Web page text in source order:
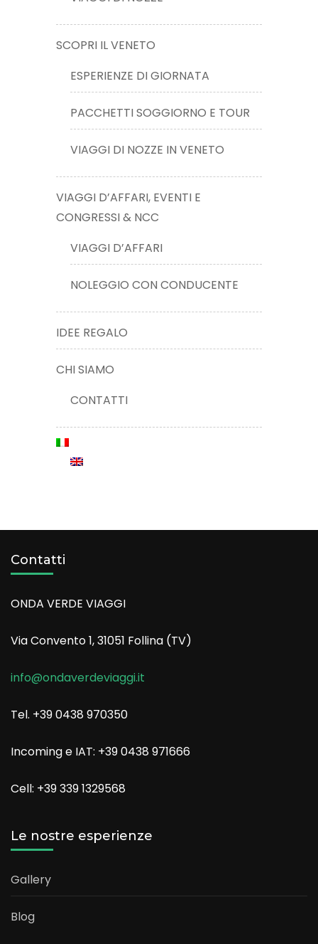
SCOPRI IL VENETO
ESPERIENZE DI GIORNATA
PACCHETTI SOGGIORNO E TOUR
VIAGGI DI NOZZE IN VENETO
VIAGGI D’AFFARI, EVENTI E
CONGRESSI & NCC
VIAGGI D’AFFARI
NOLEGGIO CON CONDUCENTE
IDEE REGALO
CHI SIAMO
CONTATTI
Contatti
ONDA VERDE VIAGGI
Via Convento 1, 31051 Follina (TV)
info@ondaverdeviaggi.it
Tel. +39 0438 970350
Incoming e IAT: +39 0438 971666
Cell: +39 339 1329568
Le nostre esperienze
Gallery
Blog